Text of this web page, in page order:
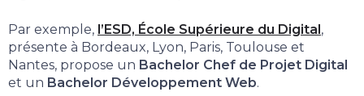
Par exemple, l’ESD, École Supérieure du Digital,
présente à Bordeaux, Lyon, Paris, Toulouse et
Nantes, propose un Bachelor Chef de Projet Digital
et un Bachelor Développement Web.